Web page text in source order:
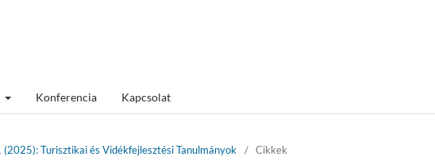
Konferencia Kapcsolat
(2025): Turisztikai és Vidékfejlesztési Tanulmányok / Cikkek